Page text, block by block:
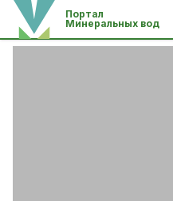
Портал
Минеральных вод